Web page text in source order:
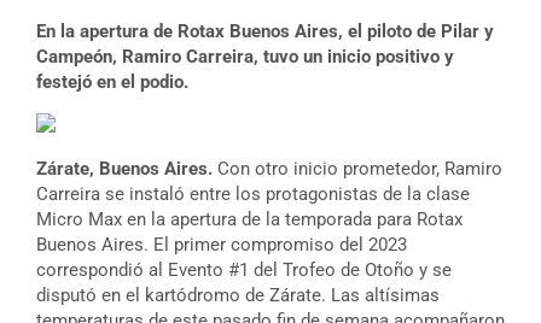
En la apertura de Rotax Buenos Aires, el piloto de Pilar y
Campeón, Ramiro Carreira, tuvo un inicio positivo y
festejó en el podio.
Zárate, Buenos Aires. Con otro inicio prometedor, Ramiro
Carreira se instaló entre los protagonistas de la clase
Micro Max en la apertura de la temporada para Rotax
Buenos Aires. El primer compromiso del 2023
correspondió al Evento #1 del Trofeo de Otoño y se
disputó en el kartódromo de Zárate. Las altísimas